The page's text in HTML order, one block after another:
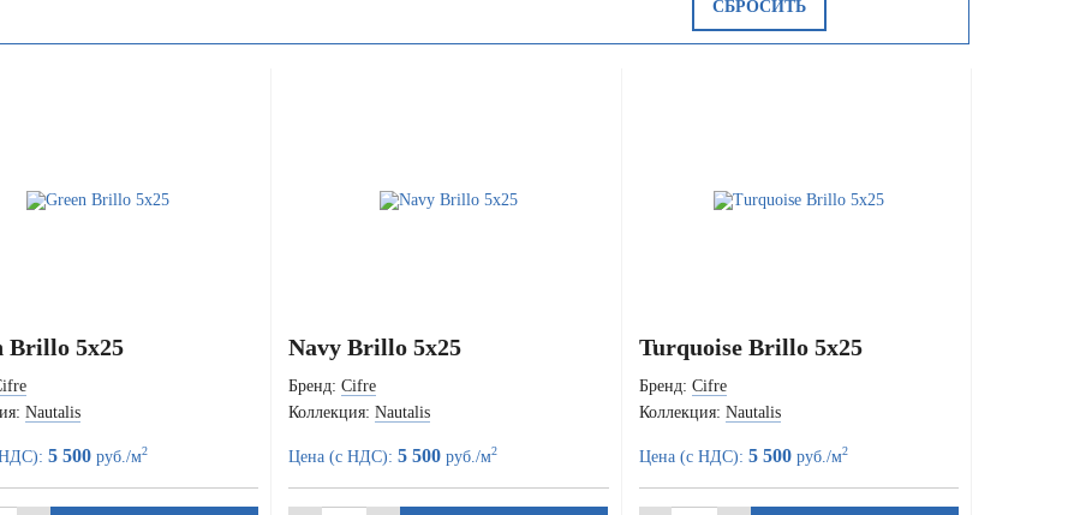
СБРОСИТЬ
Brillo 5x25
Nautalis
5 500руб./м2
Navy Brillo 5x25
Бренд: Cifre
Коллекция: Nautalis
Цена (с НДС): 5 500 руб./м2
Turquoise Brillo 5x25
Бренд: Cifre
Коллекция: Nautalis
Цена (с НДС): 5 500руб./м2